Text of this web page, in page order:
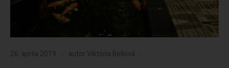
26. apríla 2019 autor Viktória Bellová